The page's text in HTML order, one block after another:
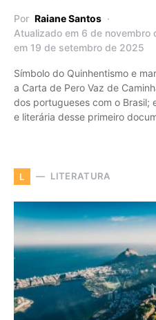
Por Raiane Santos
Atualizado em 6 de
em 19 de setembro de 2025
Símbolo do Quinhentismo e
a Carta de Pero Vaz de
dos portugueses com o Brasil;
e literária desse primeiro
L LITERATURA